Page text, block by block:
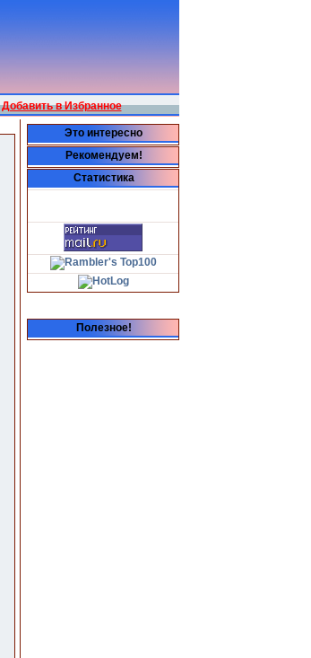
Добавить в Избранное
Это интересно
Рекомендуем!
Статистика
Полезное!